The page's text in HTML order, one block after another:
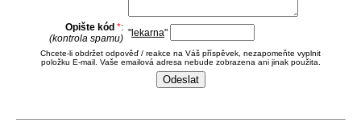
Opište kód *:
(kontrola spamu) " lekarna"
Chcete-li obdržet odpověď / reakce na Váš příspěvek, nezapomeňte vyplnit
položku E-mail. Vaše emailová adresa nebude zobrazena ani jinak použita.